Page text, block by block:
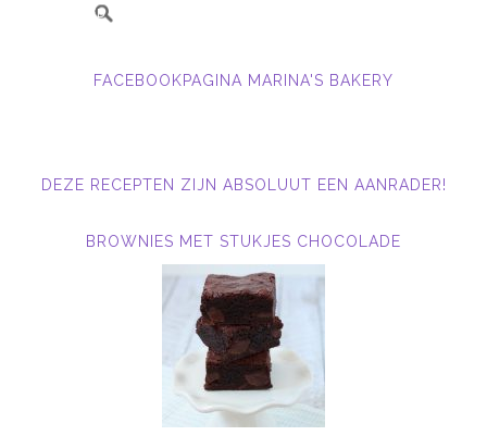
FACEBOOKPAGINA MARINA'S BAKERY
DEZE RECEPTEN ZIJN ABSOLUUT EEN AANRADER!
BROWNIES MET STUKJES CHOCOLADE